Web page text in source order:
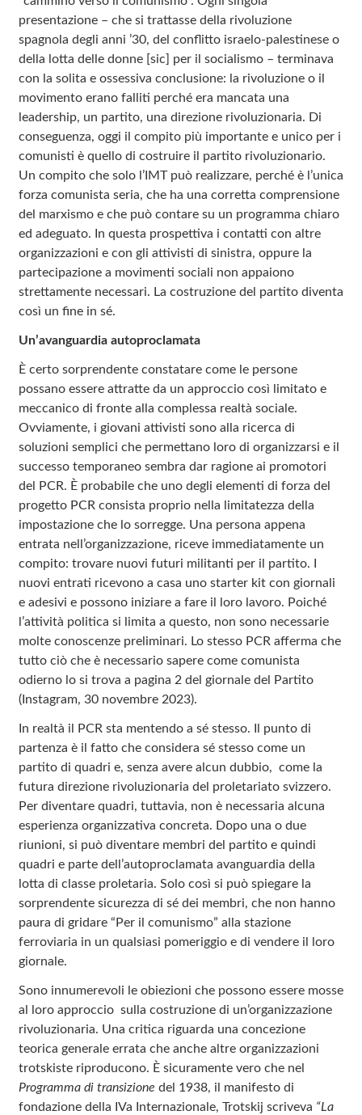
presentazione – che si trattasse della rivoluzione
spagnola degli anni ’30, del conflitto israelo-palestinese o
della lotta delle donne [sic] per il socialismo – terminava
con la solita e ossessiva conclusione: la rivoluzione o il
movimento erano falliti perché era mancata una
leadership, un partito, una direzione rivoluzionaria. Di
conseguenza, oggi il compito più importante e unico per i
comunisti è quello di costruire il partito rivoluzionario.
Un compito che solo l’IMT può realizzare, perché è l’unica
forza comunista seria, che ha una corretta comprensione
del marxismo e che può contare su un programma chiaro
ed adeguato. In questa prospettiva i contatti con altre
organizzazioni e con gli attivisti di sinistra, oppure la
partecipazione a movimenti sociali non appaiono
strettamente necessari. La costruzione del partito diventa
così un fine in sé.
Un’avanguardia autoproclamata
È certo sorprendente constatare come le persone
possano essere attratte da un approccio così limitato e
meccanico di fronte alla complessa realtà sociale.
Ovviamente, i giovani attivisti sono alla ricerca di
soluzioni semplici che permettano loro di organizzarsi e il
successo temporaneo sembra dar ragione ai promotori
del PCR. È probabile che uno degli elementi di forza del
progetto PCR consista proprio nella limitatezza della
impostazione che lo sorregge. Una persona appena
entrata nell’organizzazione, riceve immediatamente un
compito: trovare nuovi futuri militanti per il partito. I
nuovi entrati ricevono a casa uno starter kit con giornali
e adesivi e possono iniziare a fare il loro lavoro. Poiché
l’attività politica si limita a questo, non sono necessarie
molte conoscenze preliminari. Lo stesso PCR afferma che
tutto ciò che è necessario sapere come comunista
odierno lo si trova a pagina 2 del giornale del Partito
(Instagram, 30 novembre 2023).
In realtà il PCR sta mentendo a sé stesso. Il punto di
partenza è il fatto che considera sé stesso come un
partito di quadri e, senza avere alcun dubbio, come la
futura direzione rivoluzionaria del proletariato svizzero.
Per diventare quadri, tuttavia, non è necessaria alcuna
esperienza organizzativa concreta. Dopo una o due
riunioni, si può diventare membri del partito e quindi
quadri e parte dell’autoproclamata avanguardia della
lotta di classe proletaria. Solo così si può spiegare la
sorprendente sicurezza di sé dei membri, che non hanno
paura di gridare “Per il comunismo” alla stazione
ferroviaria in un qualsiasi pomeriggio e di vendere il loro
giornale.
Sono innumerevoli le obiezioni che possono essere mosse
al loro approccio sulla costruzione di un’organizzazione
rivoluzionaria. Una critica riguarda una concezione
teorica generale errata che anche altre organizzazioni
trotskiste riproducono. È sicuramente vero che nel
Programma di transizione del 1938, il manifesto di
fondazione della IVa Internazionale, Trotskij scriveva “La